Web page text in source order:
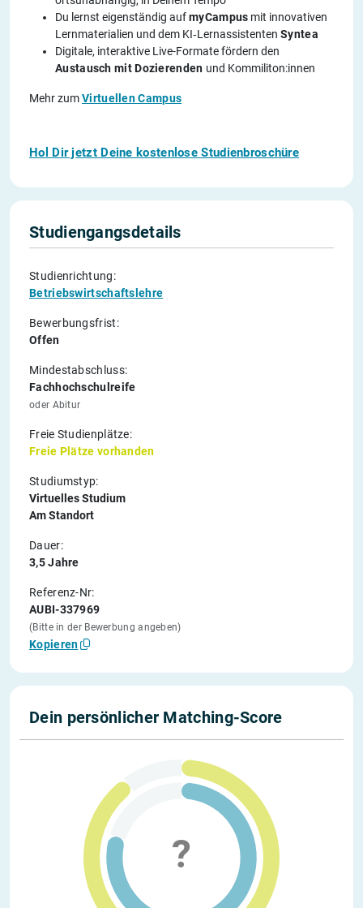
Du lernst eigenständig aufmyCampus mit innovativen
Lernmaterialien und dem KI‑Lernassistenten Syntea
Digitale, interaktive Live-Formate fördern den
Austausch mit Dozierenden und Kommiliton:innen
Mehr zumVirtuellen Campus
Hol Dir jetzt Deine kostenlose Studienbroschüre
Studiengangsdetails
Studienrichtung:
Betriebswirtschaftslehre
Bewerbungsfrist:
Offen
Mindestabschluss:
Fachhochschulreife
oder Abitur
Freie Studienplätze:
Freie Plätze vorhanden
Studiumstyp:
Virtuelles Studium
Am Standort
Dauer:
3,5 Jahre
Referenz-Nr:
AUBI-337969
(Bitte in der Bewerbung angeben)
Kopieren
Dein persönlicher Matching-Score